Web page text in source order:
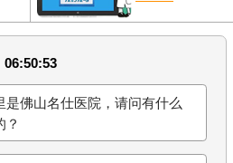
06:50:53
是佛山名仕医院，请问有什么
？